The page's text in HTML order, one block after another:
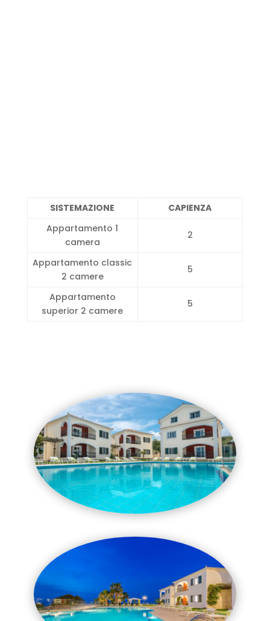
SISTEMAZIONE
CAPIENZA
Appartamento 1
camera
2
Appartamento classic
2 camere
5
Appartamento
superior 2 camere
5